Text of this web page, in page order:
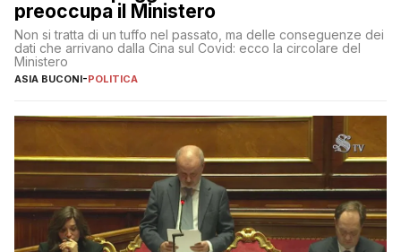
preoccupa il Ministero
Non si tratta di un tuffo nel passato, ma delle conseguenze dei
dati che arrivano dalla Cina sul Covid: ecco la circolare del
Ministero
ASIA BUCONI-POLITICA